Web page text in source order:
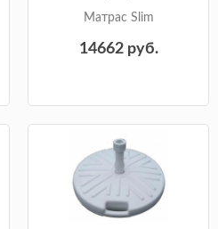
Матрас Slim
14662руб.